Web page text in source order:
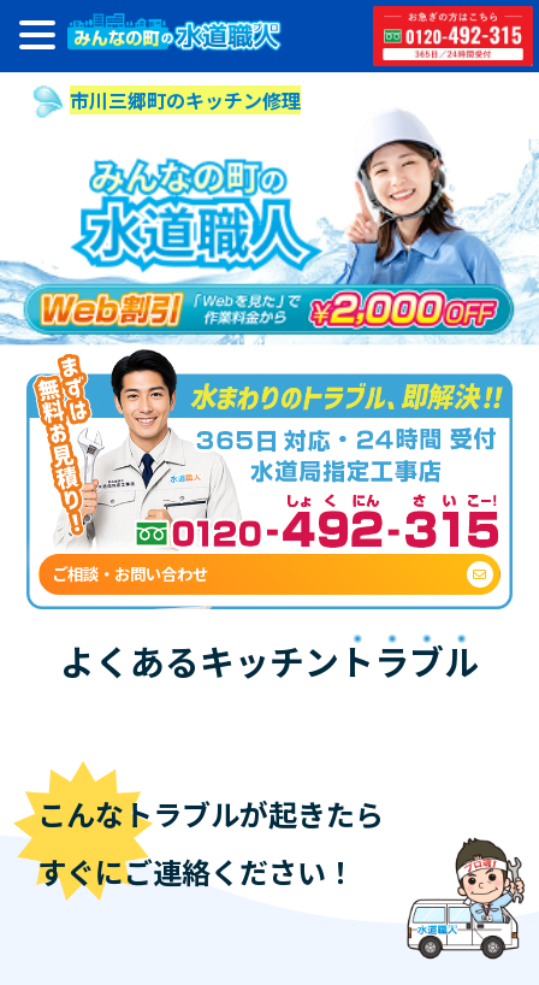
市川三郷町のキッチン修理
ご相談・お問い合わせ
よくあるキッチン トラブル
こんなトラブルが起きたら
すぐにご連絡ください！